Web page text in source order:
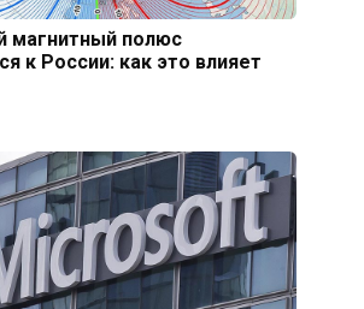
магнитный полюс
к России: как это влияет